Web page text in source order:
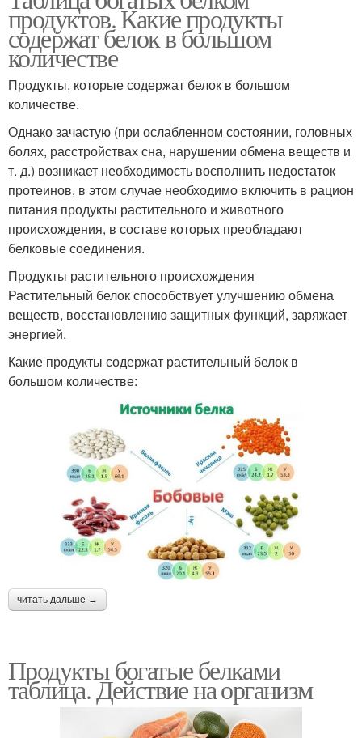
продуктов. Какие продукты
содержат белок в большом
количестве
Продукты, которые содержат белок в большом
количестве.
Однако зачастую (при ослабленном состоянии, головных
болях, расстройствах сна, нарушении обмена веществ и
т. д.) возникает необходимость восполнить недостаток
протеинов, в этом случае необходимо включить в рацион
питания продукты растительного и животного
происхождения, в составе которых преобладают
белковые соединения.
Продукты растительного происхождения
Растительный белок способствует улучшению обмена
веществ, восстановлению защитных функций, заряжает
энергией.
Какие продукты содержат растительный белок в
большом количестве:
читать дальше →
Продукты богатые белками
таблица. Действие на организм